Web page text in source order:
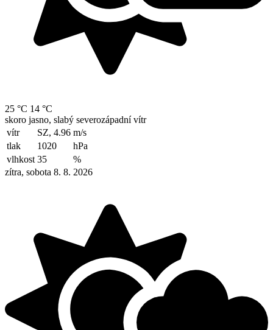
25 °C 14 °C
skoro jasno, slabý severozápadní vítr
vítr
SZ, 4.96 m/s
tlak
1020
hPa
vlhkost 35
%
zítra, sobota 8. 8. 2026